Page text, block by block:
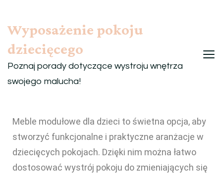
Wyposażenie pokoju
dziecięcego
Poznaj porady dotyczące wystroju wnętrza
swojego malucha!
Meble modułowe dla dzieci to świetna opcja, aby
stworzyć funkcjonalne i praktyczne aranżacje w
dziecięcych pokojach. Dzięki nim można łatwo
dostosować wystrój pokoju do zmieniających się